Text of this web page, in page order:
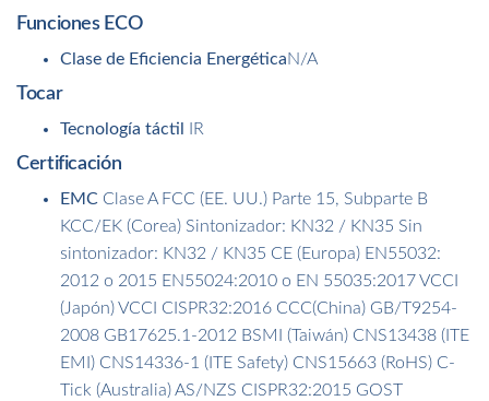
Funciones ECO
Clase de Eficiencia EnergéticaN/A
Tocar
Tecnología táctil IR
Certificación
EMC Clase A FCC (EE. UU.) Parte 15, Subparte B
KCC/EK (Corea) Sintonizador: KN32 / KN35 Sin
sintonizador: KN32 / KN35 CE (Europa) EN55032:
2012 o 2015 EN55024:2010 o EN 55035:2017 VCCI
(Japón) VCCI CISPR32:2016 CCC(China) GB/T9254-
2008 GB17625.1-2012 BSMI (Taiwán) CNS13438 (ITE
EMI) CNS14336-1 (ITE Safety) CNS15663 (RoHS) C-
Tick (Australia) AS/NZS CISPR32:2015 GOST